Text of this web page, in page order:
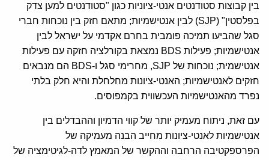
בין קבוצות סטודנטים אנטי-ציוניות כגון "סטודנטים למען צדק
בפלסטין" (SJP) לבין אנטישמיות; מתאם חזק בין נוכחות חברי
סגל שהביעו תמיכה פומבית בחרם אקדמי על ישראל לבין
אנטישמיות; פעילות BDS נמצאת בקורלציה חזקה עם פעילות
אנטישמית; נוכחות של SJP, מחרימי סגל ו-BDS הם מנבאים
חזקים לאנטישמיות; האנטי-ציונות מחלחלת והיא חלק בלתי
נפרד מהאנטישמיות העכשווית בקמפוסים.
עם זאת, ניתוח מעמיק יותר של קווי הדמיון וההבדלים בין
אנטישמיות לאנטי-ציונות מחייב הבנה מעמיקה של
הפרספקטיבה הרחבה וההקשר של המאמץ לדה-לגיטימציה של